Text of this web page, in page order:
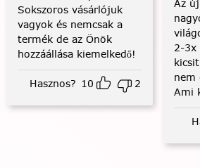
Sokszoros vásárlójuk
vagyok és nemcsak a
termék de az Önök
hozzáállása kiemelkedő!
Hasznos? 10 2
Az
2-3x
nem
Ami